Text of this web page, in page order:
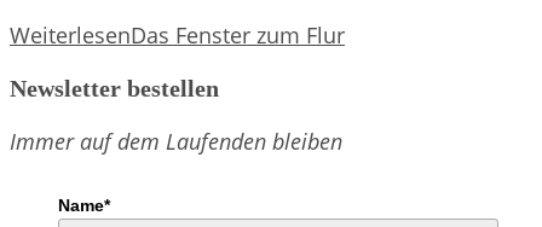
WeiterlesenDas Fenster zum Flur
Newsletter bestellen
Immer auf dem Laufenden bleiben
Name*